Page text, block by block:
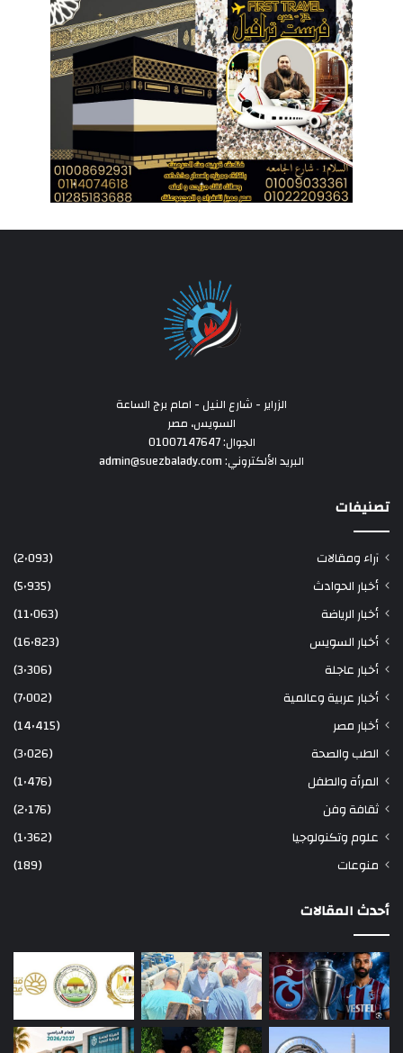
الزراير - شارع النيل - امام برج الساعة
السويس، مصر
الجوال: 01007147647
البريد الألكتروني: admin@suezbalady.com
تصنيفات
آراء ومقالات
(2٬093)
أخبار الحوادث
(5٬935)
أخبار الرياضة
(11٬063)
أخبار السويس
(16٬823)
أخبار عاجلة
(3٬306)
أخبار عربية وعالمية
(7٬002)
أخبار مصر
(14٬415)
الطب والصحة
(3٬026)
المرأة والطفل
(1٬476)
ثقافة وفن
(2٬176)
علوم وتكنولوجيا
(1٬362)
منوعات
(189)
أحدث المقالات